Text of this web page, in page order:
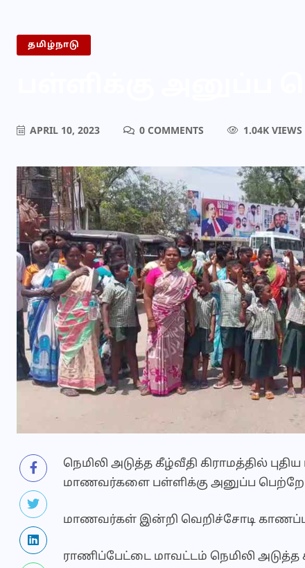
தமிழ்நாடு
APRIL 10, 2023 0 COMMENTS 1.04K VIEWS
நெமிலி அடுத்த கீழ்வீதி கிராமத்தில்
மாணவர்களை பள்ளிக்கு அனுப்ப
மாணவர்கள் இன்றி வெறிச்சோடி
ராணிப்பேட்டை மாவட்டம் நெமிலி அடுத்த